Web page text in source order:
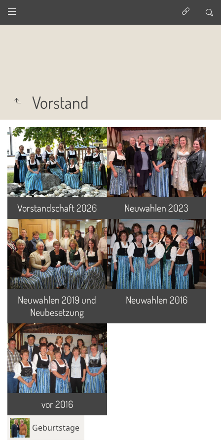
Vorstand
Vorstandschaft 2026 Neuwahlen 2023
Neuwahlen 2019 und
Neubesetzung
Neuwahlen 2016
vor 2016
Geburtstage